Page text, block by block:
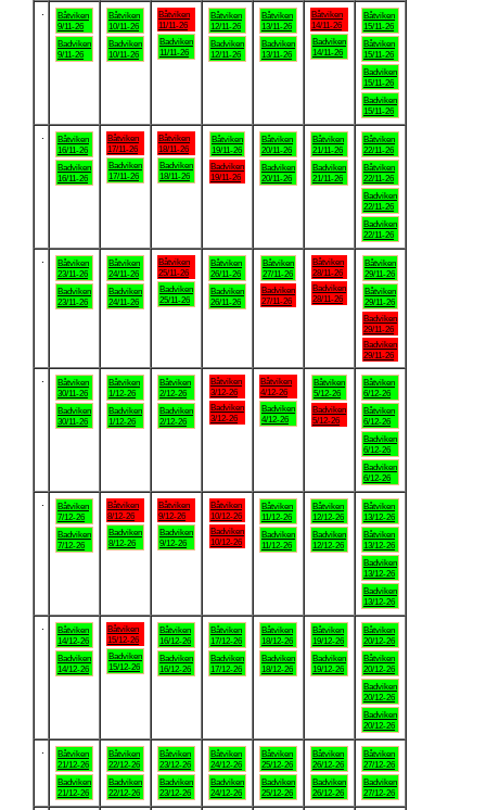
Båtviken
9/11-26
Badviken
9/11-26
Båtviken
10/11-26
Badviken
10/11-26
Båtviken
11/11-26
Badviken
11/11-26
Båtviken
12/11-26
Badviken
12/11-26
Båtviken
13/11-26
Badviken
13/11-26
Båtviken
14/11-26
Badviken
14/11-26
Båtviken
15/11-26
Båtviken
15/11-26
Badviken
15/11-26
Badviken
15/11-26
Båtviken
16/11-26
Badviken
16/11-26
Båtviken
17/11-26
Badviken
17/11-26
Båtviken
18/11-26
Badviken
18/11-26
Båtviken
19/11-26
Badviken
19/11-26
Båtviken
20/11-26
Badviken
20/11-26
Båtviken
21/11-26
Badviken
21/11-26
Båtviken
22/11-26
Båtviken
22/11-26
Badviken
22/11-26
Badviken
22/11-26
Båtviken
23/11-26
Badviken
23/11-26
Båtviken
24/11-26
Badviken
24/11-26
Båtviken
25/11-26
Badviken
25/11-26
Båtviken
26/11-26
Badviken
26/11-26
Båtviken
27/11-26
Badviken
27/11-26
Båtviken
28/11-26
Badviken
28/11-26
Båtviken
29/11-26
Båtviken
29/11-26
Badviken
29/11-26
Badviken
29/11-26
Båtviken
30/11-26
Badviken
30/11-26
Båtviken
1/12-26
Badviken
1/12-26
Båtviken
2/12-26
Badviken
2/12-26
Båtviken
3/12-26
Badviken
3/12-26
Båtviken
4/12-26
Badviken
4/12-26
Båtviken
5/12-26
Badviken
5/12-26
Båtviken
6/12-26
Båtviken
6/12-26
Badviken
6/12-26
Badviken
6/12-26
Båtviken
7/12-26
Badviken
7/12-26
Båtviken
8/12-26
Badviken
8/12-26
Båtviken
9/12-26
Badviken
9/12-26
Båtviken
10/12-26
Badviken
10/12-26
Båtviken
11/12-26
Badviken
11/12-26
Båtviken
12/12-26
Badviken
12/12-26
Båtviken
13/12-26
Båtviken
13/12-26
Badviken
13/12-26
Badviken
13/12-26
Båtviken
14/12-26
Badviken
14/12-26
Båtviken
15/12-26
Badviken
15/12-26
Båtviken
16/12-26
Badviken
16/12-26
Båtviken
17/12-26
Badviken
17/12-26
Båtviken
18/12-26
Badviken
18/12-26
Båtviken
19/12-26
Badviken
19/12-26
Båtviken
20/12-26
Båtviken
20/12-26
Badviken
20/12-26
Badviken
20/12-26
Båtviken
21/12-26
Badviken
21/12-26
Båtviken
22/12-26
Badviken
22/12-26
Båtviken
23/12-26
Badviken
23/12-26
Båtviken
24/12-26
Badviken
24/12-26
Båtviken
25/12-26
Badviken
25/12-26
Båtviken
26/12-26
Badviken
26/12-26
Båtviken
27/12-26
Badviken
27/12-26